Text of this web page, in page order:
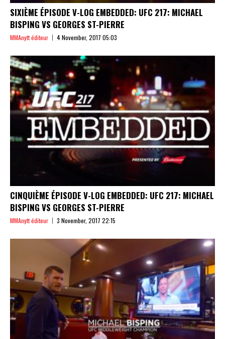
SIXIÈME ÉPISODE V-LOG EMBEDDED: UFC 217: MICHAEL
BISPING VS GEORGES ST-PIERRE
MMAnytt éditeur 4 November, 2017 05:03
CINQUIÈME ÉPISODE V-LOG EMBEDDED: UFC 217: MICHAEL
BISPING VS GEORGES ST-PIERRE
MMAnytt éditeur 3 November, 2017 22:15